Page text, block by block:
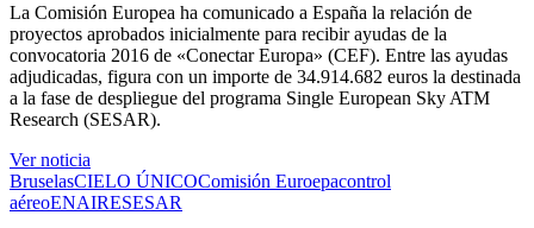
La Comisión Europea ha comunicado a España la relación de
proyectos aprobados inicialmente para recibir ayudas de la
convocatoria 2016 de «Conectar Europa» (CEF). Entre las ayudas
adjudicadas, figura con un importe de 34.914.682 euros la destinada
a la fase de despliegue del programa Single European Sky ATM
Research (SESAR).
Ver noticia
BruselasCIELO ÚNICOComisión Euroepacontrol
aéreoENAIRESESAR